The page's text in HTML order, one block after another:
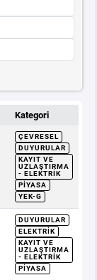
Kategori
ÇEVRESEL
DUYURULAR
KAYIT VE
UZLAŞTIRMA
- ELEKTRIK
PIYASA
YEK-G
DUYURULAR
ELEKTRIK
KAYIT VE
UZLAŞTIRMA
- ELEKTRIK
PIYASA